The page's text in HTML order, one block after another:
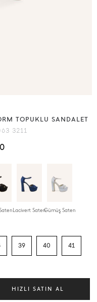
TOPUKLU SANDALET
3211
Lacivert SatenGümüş Saten
39 40 41